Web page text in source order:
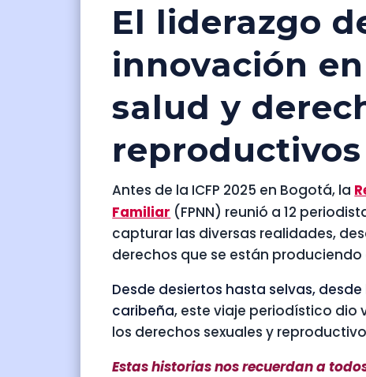
El liderazgo
innovación
salud y
reproductivos
Antes de la ICFP 2025 en Bogotá, la
Familiar (FPNN) reunió a 12
capturar las diversas realidades,
derechos que se están produciendo
Desde desiertos hasta selvas,
caribeña, este viaje periodístico dio
los derechos sexuales y
Estas historias nos recuerdan a